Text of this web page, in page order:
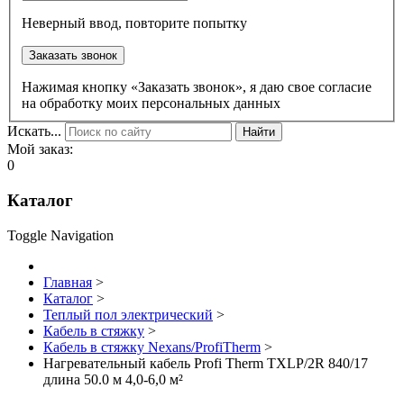
Неверный ввод, повторите попытку
Заказать звонок
Нажимая кнопку «Заказать звонок», я даю свое согласие
на обработку моих персональных данных
Искать...
Найти
Мой заказ:
0
Каталог
Toggle Navigation
Главная >
Каталог >
Теплый пол электрический >
Кабель в стяжку >
Кабель в стяжку Nexans/ProfiTherm >
Нагревательный кабель Profi Therm TXLP/2R 840/17
длина 50.0 м 4,0-6,0 м²